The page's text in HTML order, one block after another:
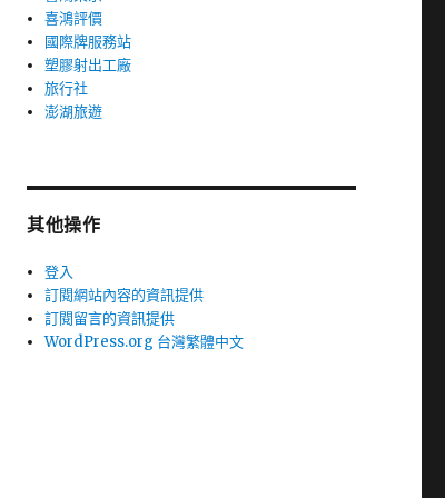
喜鴻評價
國際牌服務站
塑膠射出工廠
旅行社
澎湖旅遊
其他操作
登入
訂閱網站內容的資訊提供
訂閱留言的資訊提供
WordPress.org 台灣繁體中文